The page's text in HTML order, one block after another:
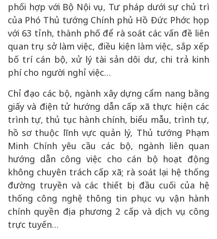
phối hợp với Bộ Nội vụ, Tư pháp dưới sự chủ trì
của Phó Thủ tướng Chính phủ Hồ Đức Phớc họp
với 63 tỉnh, thành phố để rà soát các vấn đề liên
quan trụ sở làm việc, điều kiện làm việc, sắp xếp
bố trí cán bộ, xử lý tài sản dôi dư, chi trả kinh
phí cho người nghỉ việc…
Chỉ đạo các bộ, ngành xây dựng cẩm nang bằng
giấy và điện tử hướng dẫn cấp xã thực hiện các
trình tự, thủ tục hành chính, biểu mẫu, trình tự,
hồ sơ thuộc lĩnh vực quản lý, Thủ tướng Phạm
Minh Chính yêu cầu các bộ, ngành liên quan
hướng dẫn công việc cho cán bộ hoạt động
không chuyên trách cấp xã; rà soát lại hệ thống
đường truyền và các thiết bị đầu cuối của hệ
thống công nghệ thông tin phục vụ vận hành
chính quyền địa phương 2 cấp và dịch vụ công
trực tuyến…